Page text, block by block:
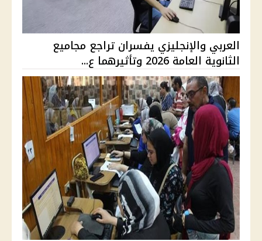
العربي والإنجليزي يفسران تراجع مجاميع
الثانوية العامة 2026 وتأثيرهما ع...